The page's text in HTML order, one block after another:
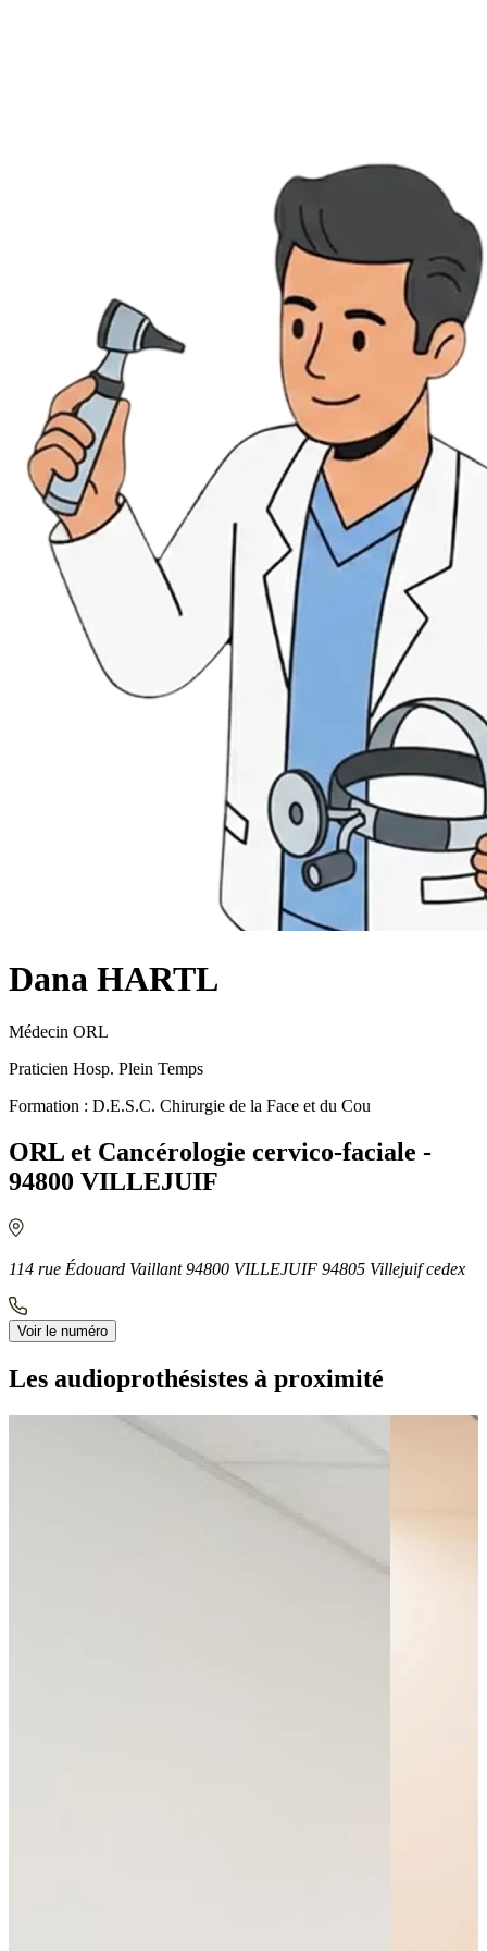
Dana HARTL
Médecin ORL
Praticien Hosp. Plein Temps
Formation : D.E.S.C. Chirurgie de la Face et du Cou
ORL et Cancérologie cervico-faciale -
94800 VILLEJUIF
114 rue Édouard Vaillant 94800 VILLEJUIF 94805 Villejuif cedex
Voir le numéro
Les audioprothésistes à proximité